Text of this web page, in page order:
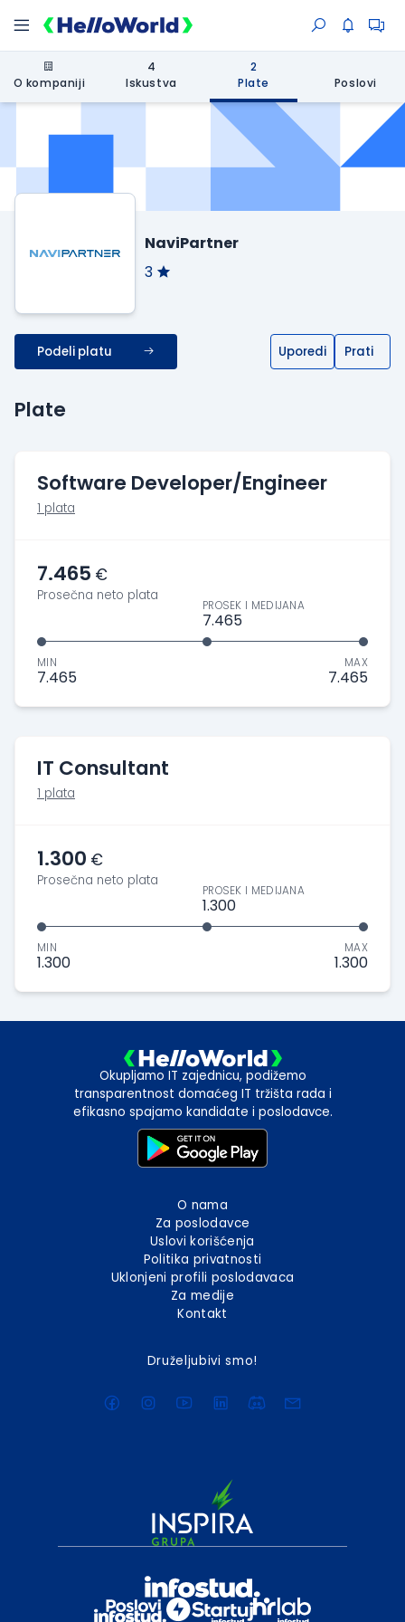
O kompaniji
4
Iskustva
2
Plate
Poslovi
NaviPartner
3
Podeli platu Uporedi Prati
Plate
Software Developer/Engineer
1 plata
7.465 €
Prosečna neto plata
MIN
7.465
PROSEK I MEDIJANA
7.465
MAX
7.465
IT Consultant
1 plata
1.300 €
Prosečna neto plata
MIN
1.300
PROSEK I MEDIJANA
1.300
MAX
1.300
Okupljamo IT zajednicu, podižemo
transparentnost domaćeg IT tržišta rada i
efikasno spajamo kandidate i poslodavce.
O nama
Za poslodavce
Uslovi korišćenja
Politika privatnosti
Uklonjeni profili poslodavaca
Za medije
Kontakt
Druželjubivi smo!